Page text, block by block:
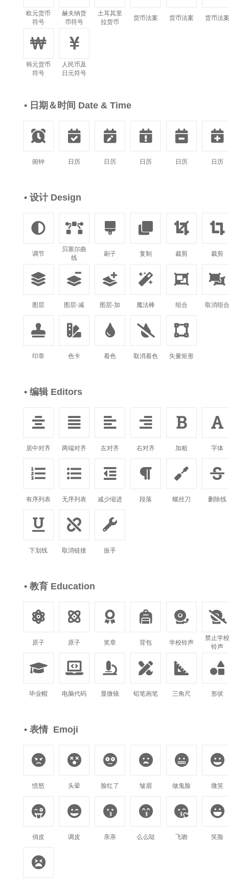
欧元货币
符号
赫夫纳货
币符号
土耳其里
拉货币
货币法案 货币法案 货币法案
韩元货币
符号
人民币及
日元符号
闹钟 日历 日历 日历 日历 日历
调节
贝塞尔曲
线
刷子 复制 裁剪 裁剪
图层 图层-减 图层-加 魔法棒 组合 取消组合
印章 色卡 着色 取消着色 矢量矩形
居中对齐 两端对齐 左对齐 右对齐 加粗 字体
有序列表 无序列表 减少缩进 段落 螺丝刀 删除线
下划线 取消链接 扳手
原子 原子 奖章 背包 学校铃声
禁止学校
铃声
毕业帽 电脑代码 显微镜 铅笔画笔 三角尺 形状
愤怒 头晕 脸红了 皱眉 做鬼脸 微笑
俏皮 调皮 亲亲 么么哒 飞吻 笑脸
• 日期＆时间 Date & Time
• 设计 Design
• 编辑 Editors
• 教育 Education
• 表情 Emoji
 
     
     
     
    
     
     
  
     
     
     
     
